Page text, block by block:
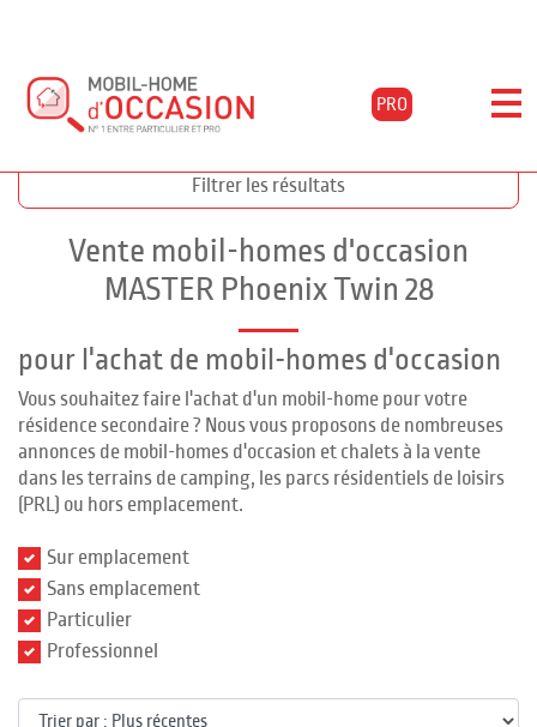
PRO
Acheter Annonces phoenix twin 28
Filtrer les résultats
Vente mobil-homes d'occasion
MASTER Phoenix Twin 28
pour l'achat de mobil-homes d'occasion
Vous souhaitez faire l'achat d'un mobil-home pour votre
résidence secondaire ? Nous vous proposons de nombreuses
annonces de mobil-homes d'occasion et chalets à la vente
dans les terrains de camping, les parcs résidentiels de loisirs
(PRL) ou hors emplacement.
Sur emplacement
Sans emplacement
Particulier
Professionnel